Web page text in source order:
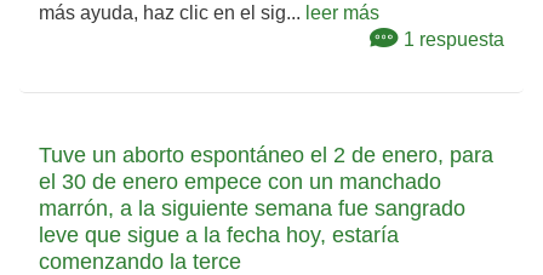
más ayuda, haz clic en el sig... leer más
1 respuesta
Tuve un aborto espontáneo el 2 de enero, para
el 30 de enero empece con un manchado
marrón, a la siguiente semana fue sangrado
leve que sigue a la fecha hoy, estaría
comenzando la terce